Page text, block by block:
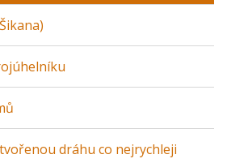
dráhu co nejrychleji